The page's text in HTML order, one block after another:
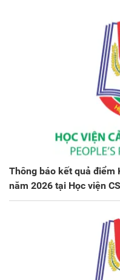
Thông báo kết quả điểm
năm 2026 tại Học viện